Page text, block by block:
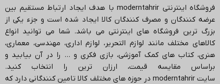
فروشگاه اینترنتی moderntahrir با هدف ایجاد ارتباط مستقیم بین
عرضه کنندگان و مصرف کنندگان کالا ایجاد شده است و جزء یکی از
بزرگ ترین فروشگاه های اینترنتی می باشد. شما می توانید انواع
کالاهای مختلف مانند لوازم التحریر، لوازم اداری، مهندسی، معماری،
هنری، کتاب های کمک آموزشی، بازی فکری و … را در آن بیابید و
براساس مقایسه قیمت، ارزان ترین را انتخاب کنید.
سایتmoderntahrir در حوزه های مختلف کالا تامین کنندگانی دارد که